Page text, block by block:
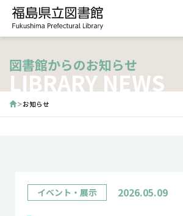
図書館からのお知らせ
LIBRARY NEWS
お知らせ
イベント・展示 2026.05.09